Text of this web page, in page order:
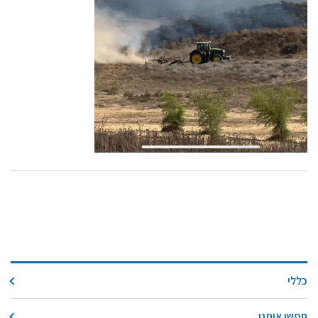
קול קורא ליצרנים חדשים – בקר / עיזים / כבשים
מכרזים
דרושים
זוכרים
צור קשר
חלב לכל המשפחה
שעת סיפור
ראיונות
כללי